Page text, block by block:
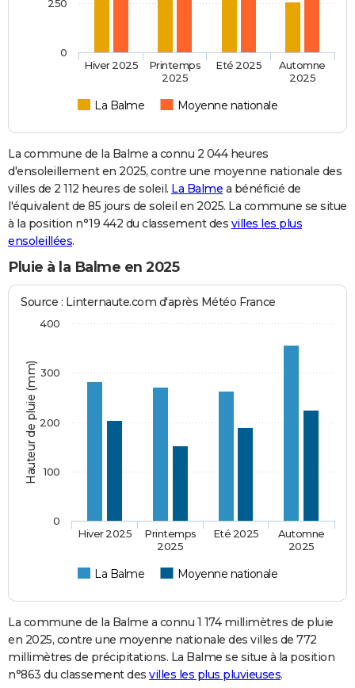
La Balme Moyenne nationale
Hiver 2025
Printemps
2025
Eté 2025
Automne
2025
0
250
La commune de la Balme a connu 2 044 heures
d'ensoleillement en 2025, contre une moyenne nationale des
villes de 2 112 heures de soleil. La Balme a bénéficié de
l'équivalent de 85 jours de soleil en 2025. La commune se situe
à la position n°19 442 du classement des villes les plus
ensoleillées.
Pluie à la Balme en 2025
Hauteur de pluie (mm)
Source : Linternaute.com d'après Météo France
La Balme Moyenne nationale
Hiver 2025
Printemps
2025
Eté 2025
Automne
2025
0
100
200
300
400
La commune de la Balme a connu 1 174 millimètres de pluie
en 2025, contre une moyenne nationale des villes de 772
millimètres de précipitations. La Balme se situe à la position
n°863 du classement des villes les plus pluvieuses.